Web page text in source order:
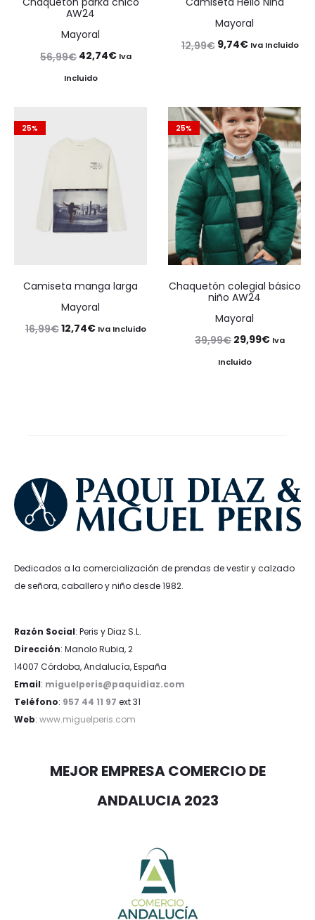
AW24
Mayoral
56,99€ El
precio
56,99€.
42,74€ElIva
Incluido
Mayoral
12,99€ El
era:
12,99€.
9,74€El
es:
9,74€.
Iva Incluido
25%
Camiseta manga larga
Mayoral
16,99€El
12,74€ElIva Incluido
25%
Chaquetón colegial básico
niño AW24
Mayoral
39,99€ El
precio
29,99€ElIva
Incluido
Dedicados a la comercialización de prendas de vestir y calzado
de señora, caballero y niño desde 1982.
Razón Social: Peris y Diaz S.L.
Dirección: Manolo Rubia, 2
14007 Córdoba, Andalucía, España
Email: miguelperis@paquidiaz.com
Teléfono: 957 44 11 97 ext 31
Web: www.miguelperis.com
MEJOR EMPRESA COMERCIO DE
ANDALUCIA 2023